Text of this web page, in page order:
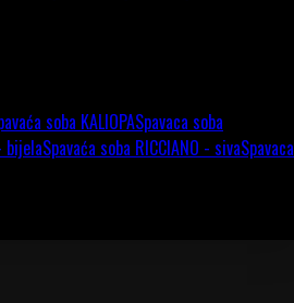
soba KALIOPASpavaca soba
bijelaSpavaća soba RICCIANO - sivaSpavaca